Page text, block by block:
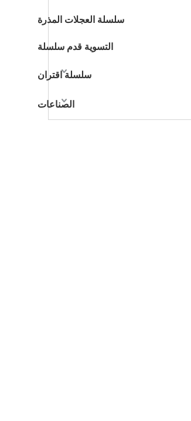
سلسلة العجلات المذرة
التسوية قدم سلسلة
سلسلة اقتران
الصناعات